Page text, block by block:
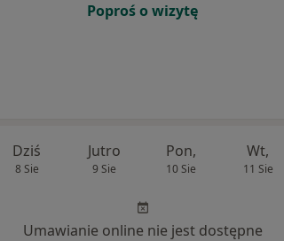
Poproś o wizytę
Dziś
8 Sie
Jutro
9 Sie
Pon,
10 Sie
Wt,
11 Sie
Umawianie online nie jest dostępne